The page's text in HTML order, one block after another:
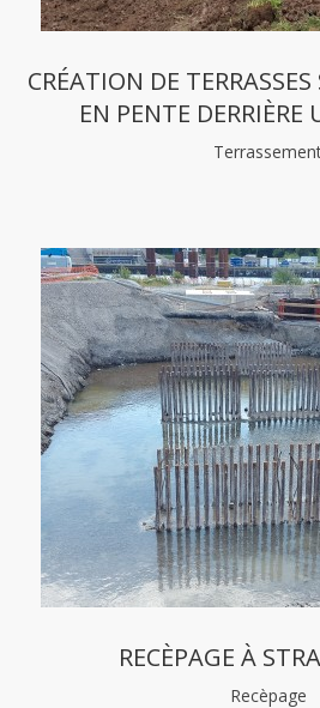
CRÉATION DE
EN PENTE DERRIÈRE
RECÈPAGE À
Recèpage